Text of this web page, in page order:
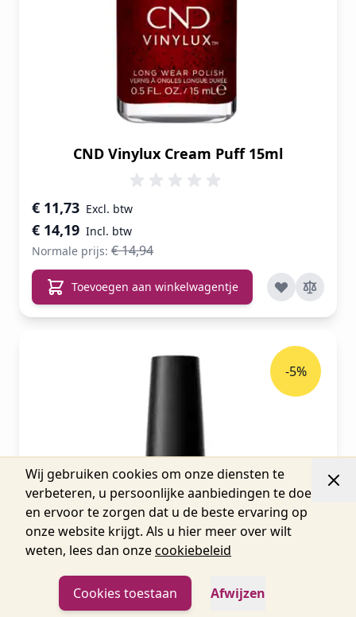
Wij gebruiken cookies om onze diensten te
verbeteren, u persoonlijke aanbiedingen te doen
en ervoor te zorgen dat u de beste ervaring op
onze website krijgt. Als u hier meer over wilt
weten, lees dan onzecookiebeleid
Cookies toestaan Afwijzen
CND Vinylux Cream Puff 15ml
Speciale prijs
€ 14,19
€ 11,73
Normale prijs: € 14,94
Toevoegen aan winkelwagentje
-5%